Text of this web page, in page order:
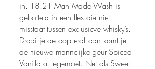
in. 18.21 Man Made Wash is
gebotteld in een fles die niet
misstaat tussen exclusieve whisky’s.
Draai je de dop eraf dan komt je
de nieuwe mannelijke geur Spiced
Vanilla al tegemoet. Net als Sweet